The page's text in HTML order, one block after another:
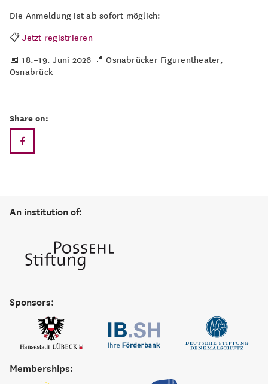
Die Anmeldung ist ab sofort möglich:
📋Jetzt registrieren
📅 18.–19. Juni 2026 📍 Osnabrücker Figurentheater,
Osnabrück
Share on:
An institution of:
Sponsors:
Memberships: